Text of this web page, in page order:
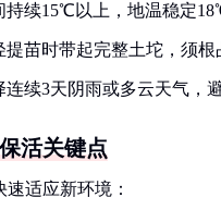
持续15℃以上，地温稳定
提苗时带起完整土坨，须根
连续3天阴雨或多云天气，
活关键点
适应新环境：